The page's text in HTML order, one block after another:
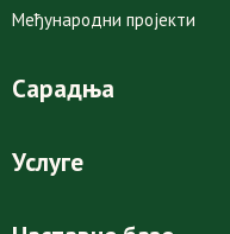
Међународни пројекти
Сарадња
Услуге